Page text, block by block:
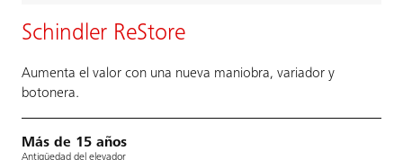
Schindler ReStore
Aumenta el valor con una nueva maniobra, variador y
botonera.
Más de 15 años
Antigüedad del elevador